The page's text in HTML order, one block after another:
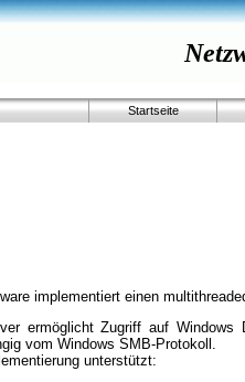
Startseite
implementiert einen
ermöglicht Zugriff auf Windows
vom Windows SMB-Protokoll.
unterstützt: